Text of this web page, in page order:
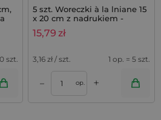
szt.
5 szt. Woreczki à la lniane 15
x 20 cm z nadrukiem -
Hangover kit
15,79 zł
3,16 zł / szt. 1 op. = 5 szt.
– op. +